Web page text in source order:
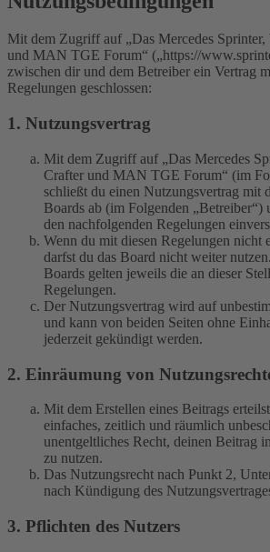
Mit dem Zugriff auf „Das Mercedes
und MAN TGE Forum“ („https://
zwischen dir und dem Betreiber ein Vertrag
Regelungen geschlossen:
1. Nutzungsvertrag
Mit dem Zugriff auf „Das Mercedes
Crafter und MAN TGE Forum“ (im
schließt du einen Nutzungsvertrag mit
Boards ab (im Folgenden „Betreiber“)
den nachfolgenden Regelungen
Wenn du mit diesen Regelungen nicht
darfst du das Board nicht weiter
Boards gelten jeweils die an dieser
Regelungen.
Der Nutzungsvertrag wird auf
und kann von beiden Seiten ohne
jederzeit gekündigt werden.
2. Einräumung von
Mit dem Erstellen eines Beitrags
einfaches, zeitlich und räumlich
unentgeltliches Recht, deinen Beitrag
zu nutzen.
Das Nutzungsrecht nach Punkt 2,
nach Kündigung des
3. Pflichten des Nutzers